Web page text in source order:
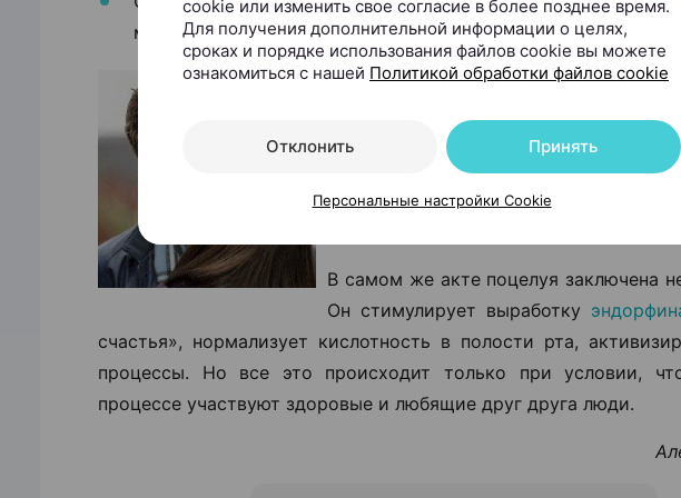
микроорганизм, вызывающий бактериальный менингит.
Целоваться вредно?
Поцелуи опасны при
несоблюдении правил
невнимательном отношении к
В самом же акте поцелуя заключена
Он стимулирует выработку
счастья», нормализует кислотность в полости рта,
процессы. Но все это происходит только при условии,
процессе участвуют здоровые и любящие друг друга люди.
cookie или изменить свое согласие в более позднее время.
Для получения дополнительной информации о целях,
сроках и порядке использования файлов cookie вы можете
ознакомиться с нашей Политикой обработки файлов cookie
Отклонить Принять
Персональные настройки Cookie